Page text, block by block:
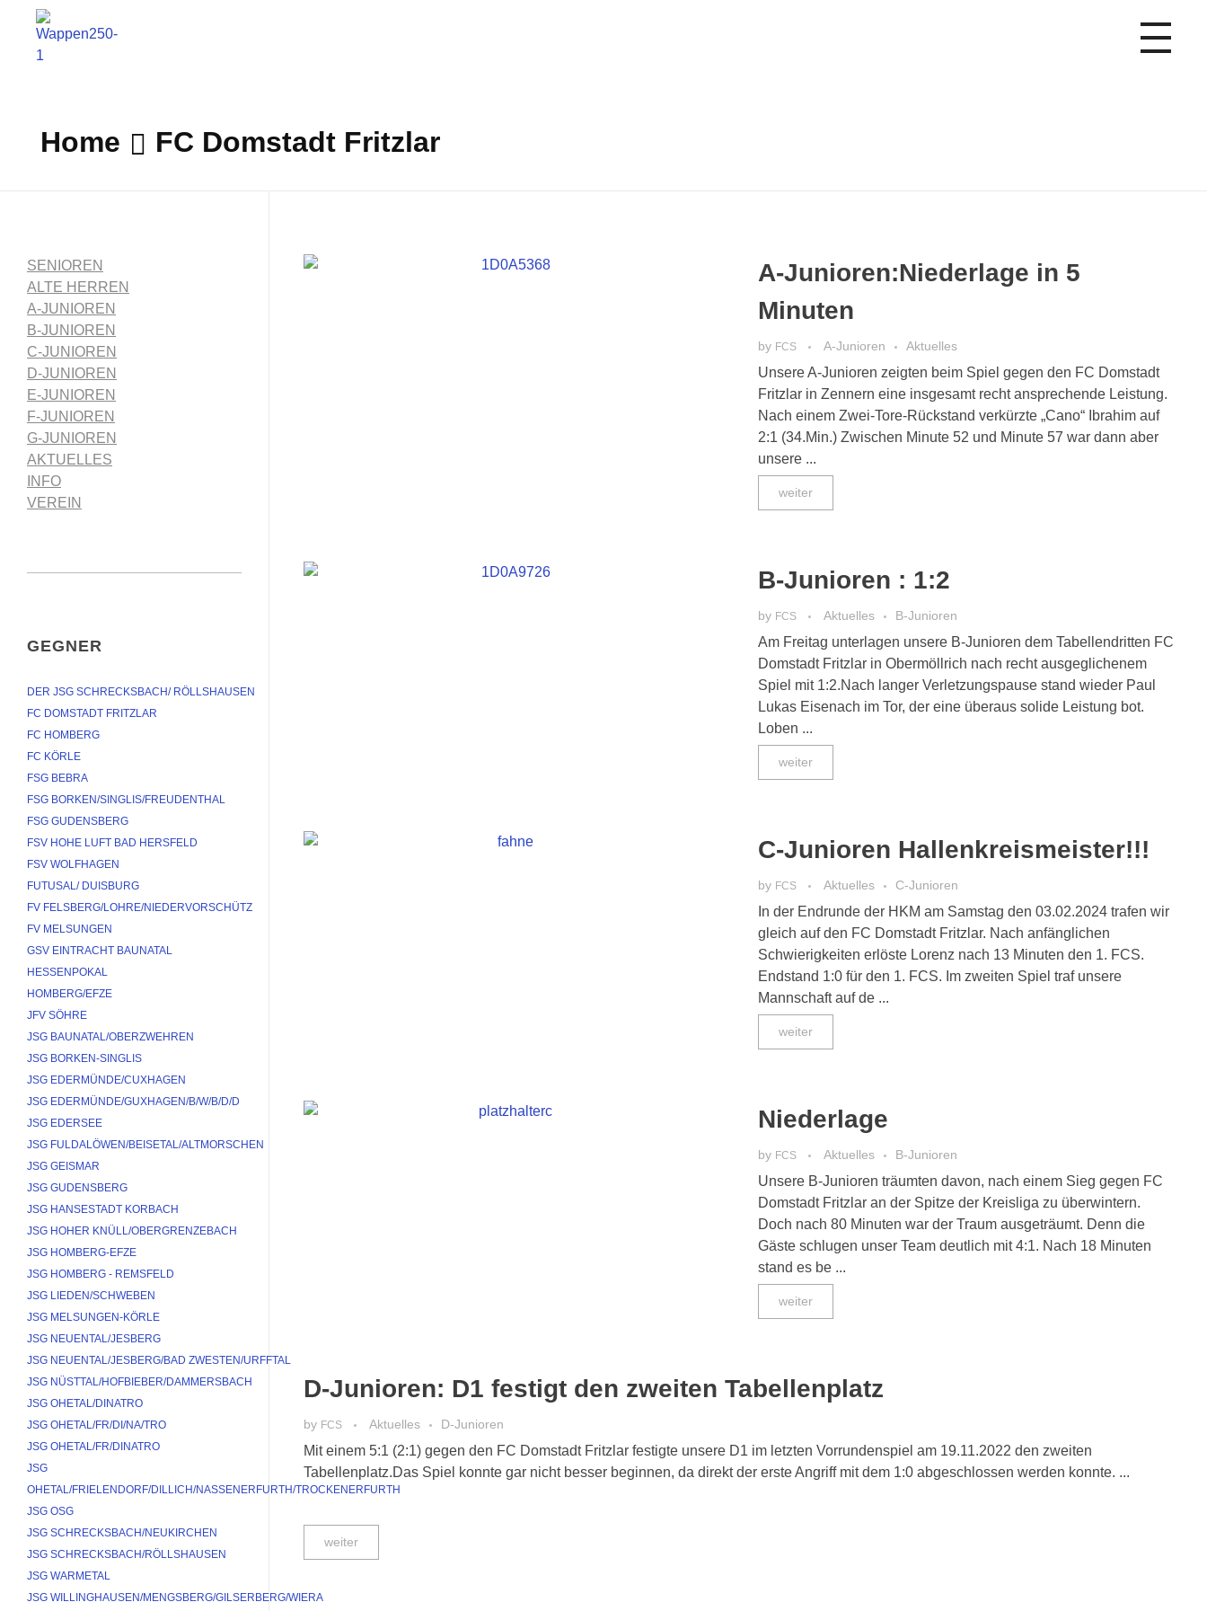
Home FC Domstadt Fritzlar
A-Junioren:Niederlage in 5
Minuten
by FCS A-Junioren Aktuelles
Unsere A-Junioren zeigten beim Spiel gegen den FC Domstadt
Fritzlar in Zennern eine insgesamt recht ansprechende Leistung.
Nach einem Zwei-Tore-Rückstand verkürzte „Cano“ Ibrahim auf
2:1 (34.Min.) Zwischen Minute 52 und Minute 57 war dann aber
unsere ...
weiter
B-Junioren : 1:2
by FCS Aktuelles B-Junioren
Am Freitag unterlagen unsere B-Junioren dem Tabellendritten FC
Domstadt Fritzlar in Obermöllrich nach recht ausgeglichenem
Spiel mit 1:2.Nach langer Verletzungspause stand wieder Paul
Lukas Eisenach im Tor, der eine überaus solide Leistung bot.
Loben ...
weiter
C-Junioren Hallenkreismeister!!!
by FCS Aktuelles C-Junioren
In der Endrunde der HKM am Samstag den 03.02.2024 trafen wir
gleich auf den FC Domstadt Fritzlar. Nach anfänglichen
Schwierigkeiten erlöste Lorenz nach 13 Minuten den 1. FCS.
Endstand 1:0 für den 1. FCS. Im zweiten Spiel traf unsere
Mannschaft auf de ...
weiter
Niederlage
by FCS Aktuelles B-Junioren
Unsere B-Junioren träumten davon, nach einem Sieg gegen FC
Domstadt Fritzlar an der Spitze der Kreisliga zu überwintern.
Doch nach 80 Minuten war der Traum ausgeträumt. Denn die
Gäste schlugen unser Team deutlich mit 4:1. Nach 18 Minuten
stand es be ...
weiter
D-Junioren: D1 festigt den zweiten Tabellenplatz
by FCS Aktuelles D-Junioren
Mit einem 5:1 (2:1) gegen den FC Domstadt Fritzlar festigte unsere D1 im letzten Vorrundenspiel am 19.11.2022 den zweiten
Tabellenplatz.Das Spiel konnte gar nicht besser beginnen, da direkt der erste Angriff mit dem 1:0 abgeschlossen werden konnte. ...
weiter
SENIOREN
ALTE HERREN
A-JUNIOREN
B-JUNIOREN
C-JUNIOREN
D-JUNIOREN
E-JUNIOREN
F-JUNIOREN
G-JUNIOREN
AKTUELLES
INFO
VEREIN
GEGNER
DER JSG SCHRECKSBACH/ RÖLLSHAUSEN
FC DOMSTADT FRITZLAR
FC HOMBERG
FC KÖRLE
FSG BEBRA
FSG BORKEN/SINGLIS/FREUDENTHAL
FSG GUDENSBERG
FSV HOHE LUFT BAD HERSFELD
FSV WOLFHAGEN
FUTUSAL/ DUISBURG
FV FELSBERG/LOHRE/NIEDERVORSCHÜTZ
FV MELSUNGEN
GSV EINTRACHT BAUNATAL
HESSENPOKAL
HOMBERG/EFZE
JFV SÖHRE
JSG BAUNATAL/OBERZWEHREN
JSG BORKEN-SINGLIS
JSG EDERMÜNDE/CUXHAGEN
JSG EDERMÜNDE/GUXHAGEN/B/W/B/D/D
JSG EDERSEE
JSG FULDALÖWEN/BEISETAL/ALTMORSCHEN
JSG GEISMAR
JSG GUDENSBERG
JSG HANSESTADT KORBACH
JSG HOHER KNÜLL/OBERGRENZEBACH
JSG HOMBERG-EFZE
JSG HOMBERG - REMSFELD
JSG LIEDEN/SCHWEBEN
JSG MELSUNGEN-KÖRLE
JSG NEUENTAL/JESBERG
JSG NEUENTAL/JESBERG/BAD ZWESTEN/URFFTAL
JSG NÜSTTAL/HOFBIEBER/DAMMERSBACH
JSG OHETAL/DINATRO
JSG OHETAL/FR/DI/NA/TRO
JSG OHETAL/FR/DINATRO
JSG
OHETAL/FRIELENDORF/DILLICH/NASSENERFURTH/TROCKENERFURTH
JSG OSG
JSG SCHRECKSBACH/NEUKIRCHEN
JSG SCHRECKSBACH/RÖLLSHAUSEN
JSG WARMETAL
JSG WILLINGHAUSEN/MENGSBERG/GILSERBERG/WIERA